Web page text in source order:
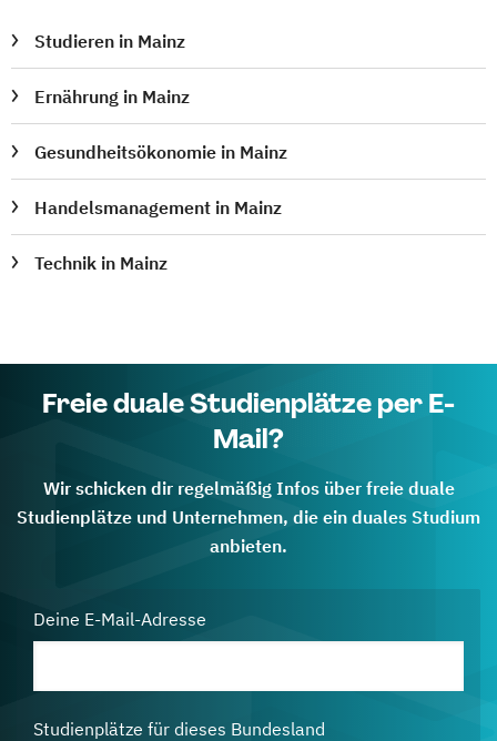
Studieren in Mainz
Ernährung in Mainz
Gesundheitsökonomie in Mainz
Handelsmanagement in Mainz
Technik in Mainz
Freie duale Studienplätze per E-
Mail?
Wir schicken dir regelmäßig Infos über freie duale
Studienplätze und Unternehmen, die ein duales Studium
anbieten.
Deine E-Mail-Adresse
Studienplätze für dieses Bundesland